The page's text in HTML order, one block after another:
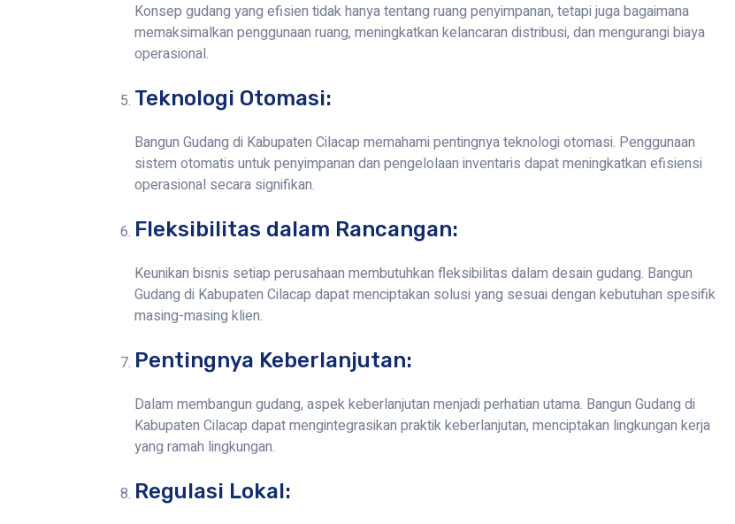
Konsep gudang yang efisien tidak hanya tentang ruang penyimpanan, tetapi juga bagaimana
memaksimalkan penggunaan ruang, meningkatkan kelancaran distribusi, dan mengurangi biaya
operasional.
Teknologi Otomasi:
Bangun Gudang di Kabupaten Cilacap memahami pentingnya teknologi otomasi. Penggunaan
sistem otomatis untuk penyimpanan dan pengelolaan inventaris dapat meningkatkan efisiensi
operasional secara signifikan.
Fleksibilitas dalam Rancangan:
Keunikan bisnis setiap perusahaan membutuhkan fleksibilitas dalam desain gudang. Bangun
Gudang di Kabupaten Cilacap dapat menciptakan solusi yang sesuai dengan kebutuhan spesifik
masing-masing klien.
Pentingnya Keberlanjutan:
Dalam membangun gudang, aspek keberlanjutan menjadi perhatian utama. Bangun Gudang di
Kabupaten Cilacap dapat mengintegrasikan praktik keberlanjutan, menciptakan lingkungan kerja
yang ramah lingkungan.
Regulasi Lokal: